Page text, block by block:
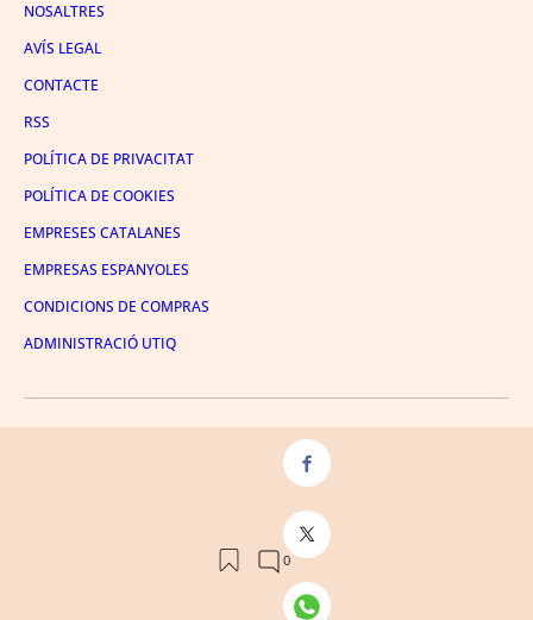
NOSALTRES
AVÍS LEGAL
CONTACTE
RSS
POLÍTICA DE PRIVACITAT
POLÍTICA DE COOKIES
EMPRESES CATALANES
EMPRESAS ESPANYOLES
CONDICIONS DE COMPRAS
ADMINISTRACIÓ UTIQ